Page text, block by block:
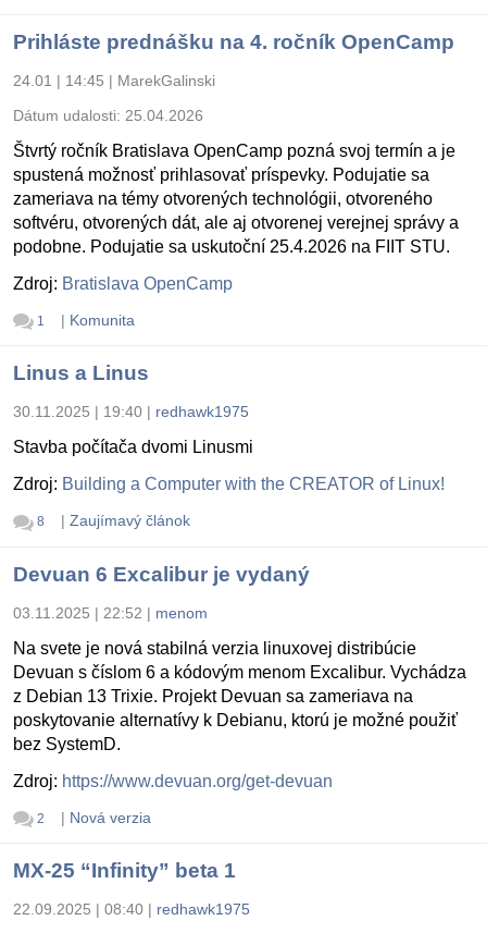
Prihláste prednášku na 4. ročník OpenCamp
24.01 | 14:45 | MarekGalinski
Dátum udalosti: 25.04.2026
Štvrtý ročník Bratislava OpenCamp pozná svoj termín a je
spustená možnosť prihlasovať príspevky. Podujatie sa
zameriava na témy otvorených technológii, otvoreného
softvéru, otvorených dát, ale aj otvorenej verejnej správy a
podobne. Podujatie sa uskutoční 25.4.2026 na FIIT STU.
Zdroj: Bratislava OpenCamp
1 | Komunita
Linus a Linus
30.11.2025 | 19:40 | redhawk1975
Stavba počítača dvomi Linusmi
Zdroj: Building a Computer with the CREATOR of Linux!
8 | Zaujímavý článok
Devuan 6 Excalibur je vydaný
03.11.2025 | 22:52 | menom
Na svete je nová stabilná verzia linuxovej distribúcie
Devuan s číslom 6 a kódovým menom Excalibur. Vychádza
z Debian 13 Trixie. Projekt Devuan sa zameriava na
poskytovanie alternatívy k Debianu, ktorú je možné použiť
bez SystemD.
Zdroj: https://www.devuan.org/get-devuan
2 | Nová verzia
MX-25 “Infinity” beta 1
22.09.2025 | 08:40 | redhawk1975